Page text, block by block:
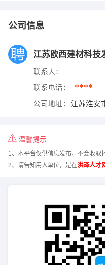
公司信息
江苏欧西建材科技
联系人：
联系电话： ****
公司地址： 江苏淮安
温馨提示
1、本平台仅供信息发布，不会收取
2、请告知用人单位，是在洪泽人才